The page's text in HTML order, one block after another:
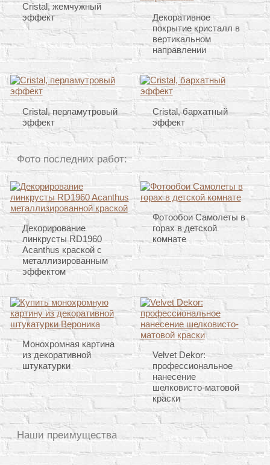
Cristal, жемчужный
эффект
Декоративное
покрытие кристалл в
вертикальном
направлении
Cristal, перламутровый
эффект
Cristal, бархатный
эффект
Фото последних работ:
Декорирование
линкрусты RD1960
Acanthus краской с
металлизированным
эффектом
Фотообои Самолеты в
горах в детской
комнате
Монохромная картина
из декоративной
штукатурки
Velvet Dekor:
профессиональное
нанесение
шелковисто-матовой
краски
Наши преимущества